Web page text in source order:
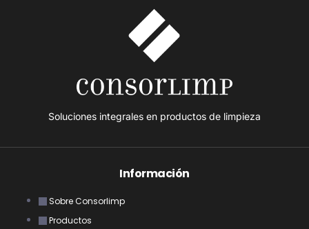
Soluciones integrales en productos de limpieza
Información
Sobre Consorlimp
Productos